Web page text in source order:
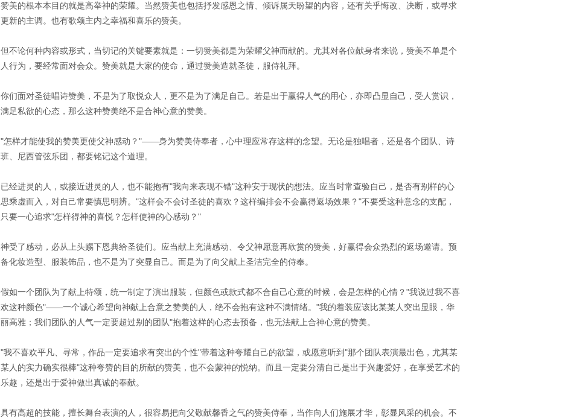
赞美的根本本目的就是高举神的荣耀。当然赞美也包括抒发感恩之情、倾诉属天盼望的内容，还有关乎悔改、决断，或寻求
更新的主调。也有歌颂主内之幸福和喜乐的赞美。
但不论何种内容或形式，当切记的关键要素就是：一切赞美都是为荣耀父神而献的。尤其对各位献身者来说，赞美不单是个
人行为，要经常面对会众。赞美就是大家的使命，通过赞美造就圣徒，服侍礼拜。
你们面对圣徒唱诗赞美，不是为了取悦众人，更不是为了满足自己。若是出于赢得人气的用心，亦即凸显自己，受人赏识，
满足私欲的心态，那么这种赞美绝不是合神心意的赞美。
"怎样才能使我的赞美更使父神感动？"——身为赞美侍奉者，心中理应常存这样的念望。无论是独唱者，还是各个团队、诗
班、尼西管弦乐团，都要铭记这个道理。
已经进灵的人，或接近进灵的人，也不能抱有"我向来表现不错"这种安于现状的想法。应当时常查验自己，是否有别样的心
思乘虚而入，对自己常要慎思明辨。"这样会不会讨圣徒的喜欢？这样编排会不会赢得返场效果？"不要受这种意念的支配，
只要一心追求"怎样得神的喜悦？怎样使神的心感动？"
神受了感动，必从上头赐下恩典给圣徒们。应当献上充满感动、令父神愿意再欣赏的赞美，好赢得会众热烈的返场邀请。预
备化妆造型、服装饰品，也不是为了突显自己。而是为了向父献上圣洁完全的侍奉。
假如一个团队为了献上特颂，统一制定了演出服装，但颜色或款式都不合自己心意的时候，会是怎样的心情？"我说过我不喜
欢这种颜色"——一个诚心希望向神献上合意之赞美的人，绝不会抱有这种不满情绪。"我的着装应该比某某人突出显眼，华
丽高雅；我们团队的人气一定要超过别的团队"抱着这样的心态去预备，也无法献上合神心意的赞美。
"我不喜欢平凡、寻常，作品一定要追求有突出的个性"带着这种夸耀自己的欲望，或愿意听到"那个团队表演最出色，尤其某
某人的实力确实很棒"这种夸赞的目的所献的赞美，也不会蒙神的悦纳。而且一定要分清自己是出于兴趣爱好，在享受艺术的
乐趣，还是出于爱神做出真诚的奉献。
具有高超的技能，擅长舞台表演的人，很容易把向父敬献馨香之气的赞美侍奉，当作向人们施展才华，彰显风采的机会。不